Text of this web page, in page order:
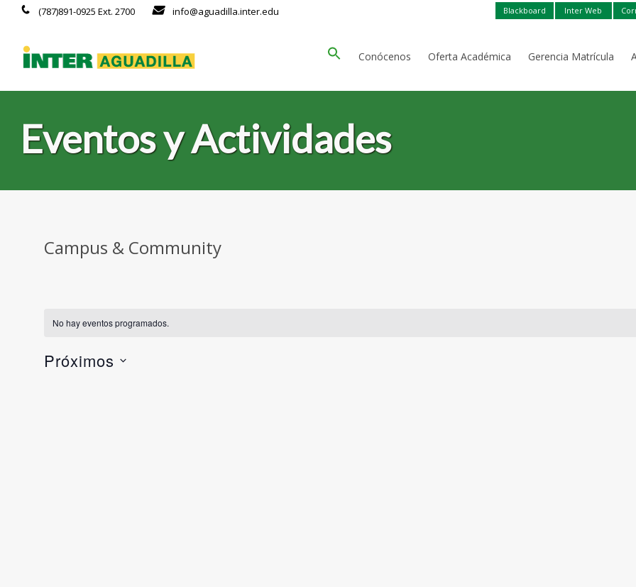
Blackboard Inter Web
(787)891-0925 Ext. 2700 info@aguadilla.inter.edu
Conócenos Oferta Académica Gerencia Matrícula
Eventos y Actividades
Campus & Community
No hay eventos programados.
Próximos